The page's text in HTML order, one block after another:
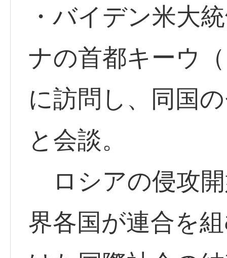
・バイデン米大
ナの首都キーウ
に訪問し、同国
と会談。
ロシアの侵攻
界各国が連合を